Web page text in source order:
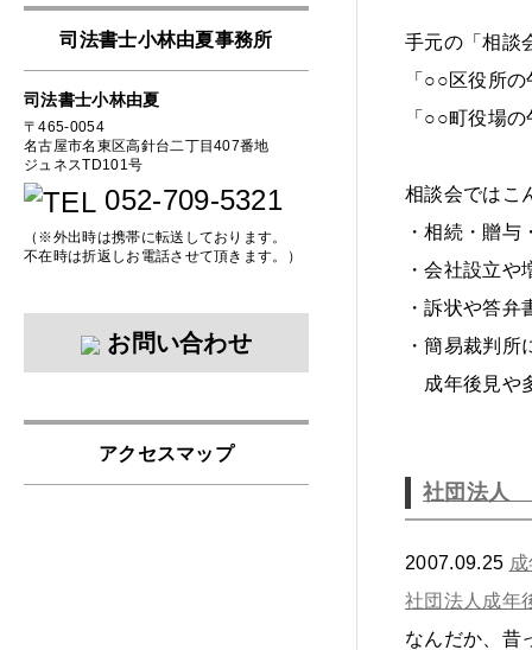
司法書士小林由夏事務所
司法書士小林由夏
〒465-0054
名古屋市名東区高針台二丁目407番地
ジュネスTD101号
052-709-5321
（※外出時は携帯に転送しております。
不在時は折返しお電話させて頂きます。）
お問い合わせ
アクセスマップ
手元の「相談
「○○区役所
「○○町役場
相談会ではこ
・相続・贈
・会社設立
・訴状や答
・簡易裁判
成年後見や
社団法人
2007.09.25
社団法人成年
なんだか、昔